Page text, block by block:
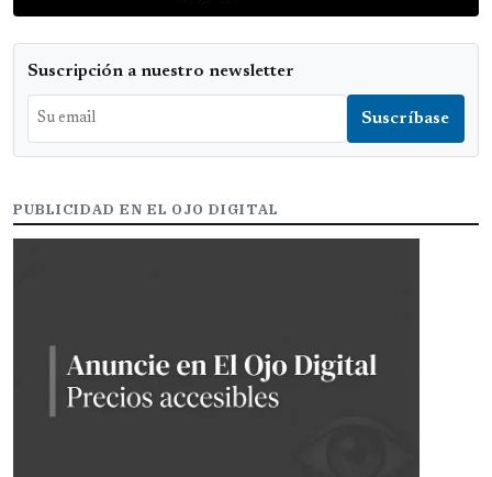
Suscripción a nuestro newsletter
PUBLICIDAD EN EL OJO DIGITAL